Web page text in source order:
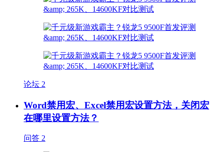
论坛 2
Word禁用宏、Excel禁用宏设置方法，关闭宏
在哪里设置方法？
问答 2